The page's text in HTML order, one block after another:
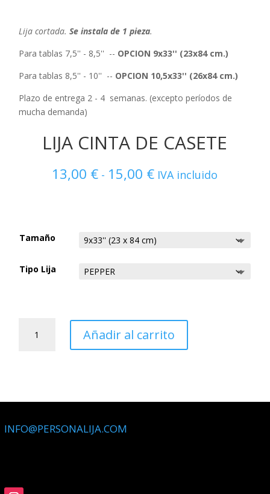
Lija cortada.Se instala de 1 pieza.
Para tablas 7,5'' - 8,5'' -- OPCION 9x33'' (23x84 cm.)
Para tablas 8,5'' - 10'' -- OPCION 10,5x33'' (26x84 cm.)
Plazo de entrega 2 - 4 semanas. (excepto períodos de
mucha demanda)
LIJA CINTA DE CASETE
13,00 € - 15,00 €Rango
hasta
IVA incluido
Tamaño
Tipo Lija
CINTA Añadir al carrito
INFO@PERSONALIJA.COM